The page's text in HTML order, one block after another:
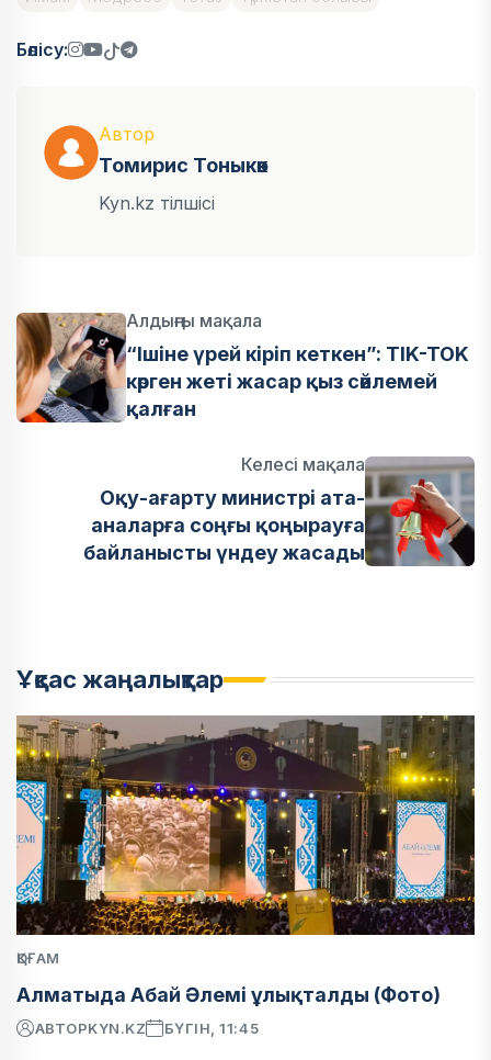
Бөлісу:
Автор
Томирис Тоныкөк
Kyn.kz тілшісі
Алдыңғы мақала
“Ішіне үрей кіріп кеткен”: ТIK-TOK
көрген жеті жасар қыз сөйлемей
қалған
Келесі мақала
Оқу-ағарту министрі ата-
аналарға соңғы қоңырауға
байланысты үндеу жасады
Ұқсас жаңалықтар
ҚОҒАМ
Алматыда Абай Әлемі ұлықталды (Фото)
АВТОРKYN.KZ БҮГІН, 11:45